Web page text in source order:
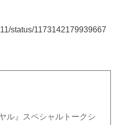
status/1173142179939667
ル』スペシャルトークシ